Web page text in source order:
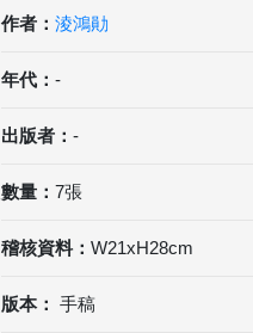
作者： 淩鴻勛
年代： -
出版者： -
數量： 7張
稽核資料： W21xH28cm
版本： 手稿